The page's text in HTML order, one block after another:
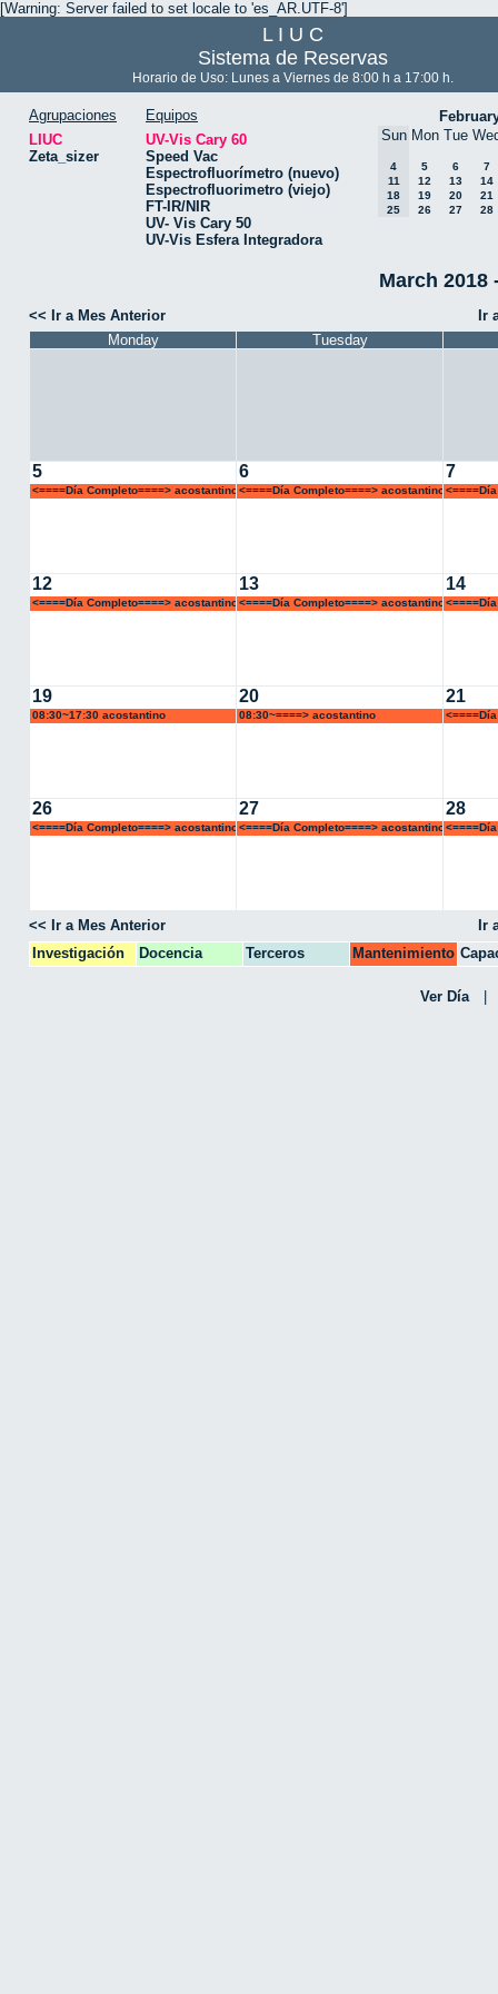
[Warning: Server failed to set locale to 'es_AR.UTF-8']
L I U C
Sistema de Reservas
Horario de Uso: Lunes a Viernes de 8:00 h a 17:00 h.
Agrupaciones
LIUC
Zeta_sizer
Equipos
UV-Vis Cary 60
Speed Vac
Espectrofluorímetro (nuevo)
Espectrofluorimetro (viejo)
FT-IR/NIR
UV- Vis Cary 50
UV-Vis Esfera Integradora
Sun Mon Tue
4 5 6
7
11
12 13
14
18
19 20
21
25
26 27 28
March 2018
<< Ir a Mes Anterior
Ir
Monday
Tuesday
5
<====Día Completo====> acostantino
6
<====Día Completo====> acostantino
7
12
<====Día Completo====> acostantino
13
<====Día Completo====> acostantino
14
19
08:30~17:30 acostantino
20
08:30~====> acostantino
21
26
<====Día Completo====> acostantino
27
<====Día Completo====> acostantino
28
<< Ir a Mes Anterior
Ir
Investigación
Docencia Terceros Mantenimiento
CPA
Ver Día